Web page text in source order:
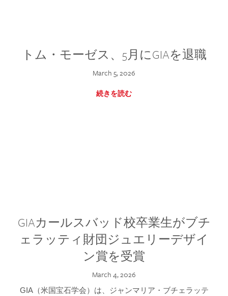
トム・モーゼス、5月にGIAを退職
March 5, 2026
続きを読む
GIAカールスバッド校卒業生がブチ
ェラッティ財団ジュエリーデザイ
ン賞を受賞
March 4, 2026
GIA（米国宝石学会）は、ジャンマリア・ブチェラッテ